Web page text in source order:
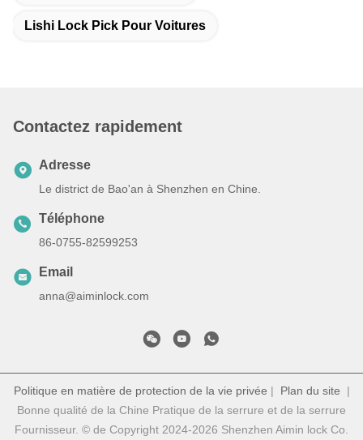
Lishi Lock Pick Pour Voitures
Contactez rapidement
Adresse
Le district de Bao'an à Shenzhen en Chine.
Téléphone
86-0755-82599253
Email
anna@aiminlock.com
Politique en matière de protection de la vie privée | Plan du site |
Bonne qualité de la Chine Pratique de la serrure et de la serrure
Fournisseur. © de Copyright 2024-2026 Shenzhen Aimin lock Co.